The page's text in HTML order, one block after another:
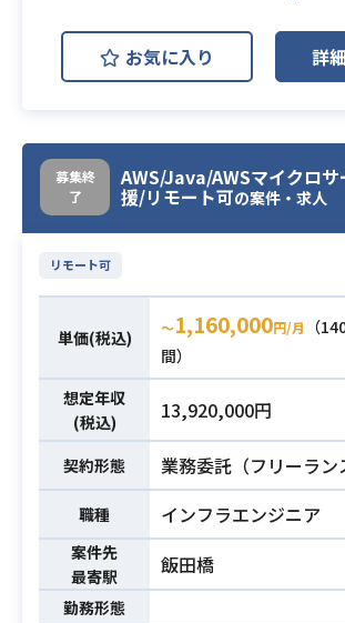
・ビジネスサイドの要
グ、最適なアーキテク
ど）に応じたデータセ
・機械学習エンジニ
械学習モデルのAPI環
t,CI/CDの仕組み作り
必須スキル
・Apache Airflow
Google Cloud
利用した開発経験
・SQL による簡単な
験
AWS EC2 (Amazon
AWS RDS (Amazon
業務内容
辺システムの刷新プ
サポートを行っていた
・AWSのマイクロサー
たシステム開発案件で
必須スキル
ーダー経験
・JavaやJavaScriptの
・SQLの設計、開発経験
・自ら考え行動し、
進められる
・円滑なコミュニケー
る
・お客様と仕様検討や
コミュニケーション
お気に入り 詳
募集終
了
AWS/Java/AWSマイクロ
援/リモート可の案件・求人
リモート可
単価(税込) 〜1,160,000円/月
（
間）
想定年収
(税込)
13,920,000円
契約形態 業務委託（フリーラン
職種 インフラエンジニア
案件先
最寄駅
飯田橋
勤務形態